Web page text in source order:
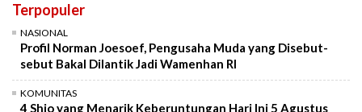
Terpopuler
NASIONAL
Profil Norman Joesoef, Pengusaha Muda yang Disebut-
sebut Bakal Dilantik Jadi Wamenhan RI
KOMUNITAS
4 Shio yang Menarik Keberuntungan Hari Ini 5 Agustus